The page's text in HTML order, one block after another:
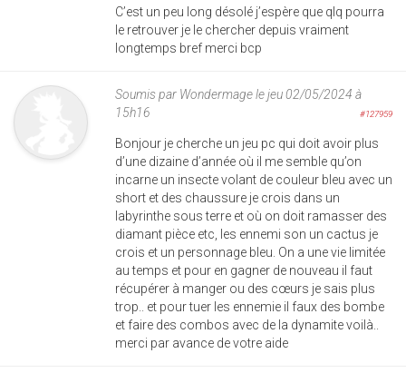
C’est un peu long désolé j’espère que qlq pourra
le retrouver je le chercher depuis vraiment
longtemps bref merci bcp
Soumis par Wondermagele jeu 02/05/2024 à
15h16
#127959
Bonjour je cherche un jeu pc qui doit avoir plus
d’une dizaine d’année où il me semble qu’on
incarne un insecte volant de couleur bleu avec un
short et des chaussure je crois dans un
labyrinthe sous terre et où on doit ramasser des
diamant pièce etc, les ennemi son un cactus je
crois et un personnage bleu. On a une vie limitée
au temps et pour en gagner de nouveau il faut
récupérer à manger ou des cœurs je sais plus
trop.. et pour tuer les ennemie il faux des bombe
et faire des combos avec de la dynamite voilà..
merci par avance de votre aide